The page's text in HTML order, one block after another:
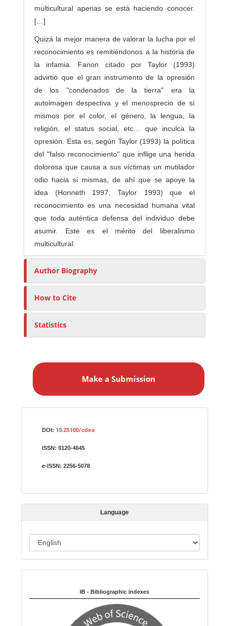
multicultural apenas se está haciendo conocer.
[…]
Quizá la mejor manera de valorar la lucha por el
reconocimiento es remitiéndonos a la historia de
la infamia. Fanon citado por Taylor (1993)
advirtió que el gran instrumento de la opresión
de los "condenados de la tierra" era la
autoimagen despectiva y el menosprecio de sí
mismos por el color, el género, la lengua, la
religión, el status social, etc… que inculca la
opresión. Esta es, según Taylor (1993) la política
del "falso reconocimiento" que inflige una herida
dolorosa que causa a sus víctimas un mutilador
odio hacia sí mismas, de ahí que se apoye la
idea (Honneth 1997, Taylor 1993) que el
reconocimiento es una necesidad humana vital
que toda auténtica defensa del individuo debe
asumir. Este es el mérito del liberalismo
multicultural.
Author Biography
How to Cite
Statistics
a
s
i
Make a Submission
DOI: 10.25100/cdea
ISSN:0120-4645
e-ISSN: 2256-5078
Language
a
u
a
g
IB - Bibliographic indexes